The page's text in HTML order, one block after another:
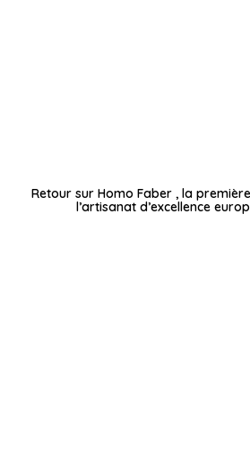
Retour sur Homo Faber , la
l’artisanat d’excellence